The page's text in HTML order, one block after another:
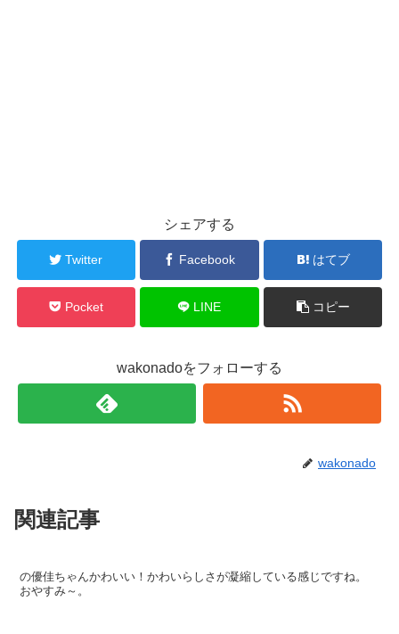
シェアする
Twitter Facebook はてブ
Pocket LINE コピー
wakonadoをフォローする
wakonado
関連記事
の優佳ちゃんかわいい！かわいらしさが凝縮している感じですね。
おやすみ～。